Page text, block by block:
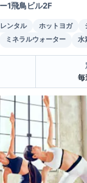
1飛鳥ビル2F
ンタル ホットヨガ
ミネラルウォーター 水
毎